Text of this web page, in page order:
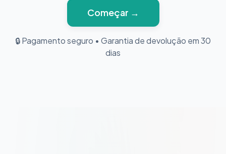
Começar →
🔒 Pagamento seguro • Garantia de devolução em 30
dias